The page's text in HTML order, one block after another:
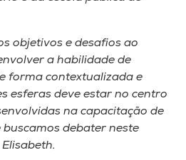
objetivos e desafios ao
a habilidade de
forma contextualizada e
esferas deve estar no centro
na capacitação de
debater neste